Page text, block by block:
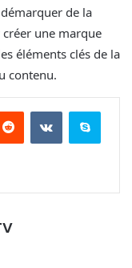
de la
une marque
éléments clés de la
contenu.
Reddit VKontakteSkype